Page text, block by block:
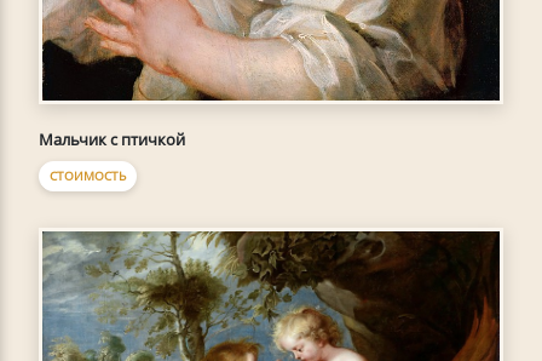
Мальчик с птичкой
СТОИМОСТЬ